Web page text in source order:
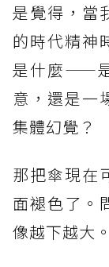
是覺得，當
的時代精神
是什麼——
意，還是一
集體幻覺？
那把傘現在
面褪色了。
像越下越大。